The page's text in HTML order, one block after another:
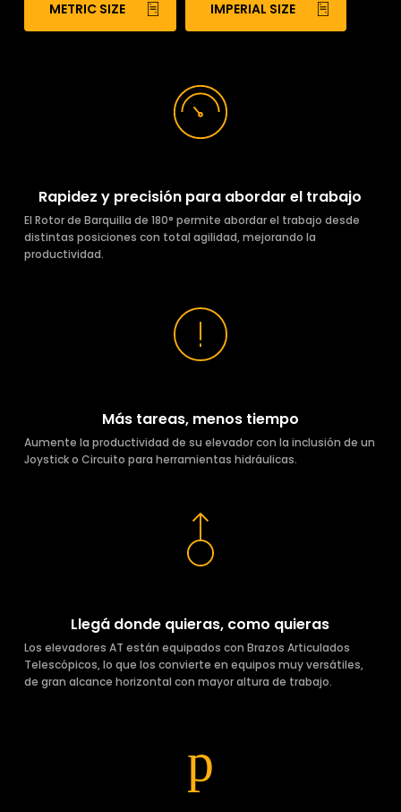
METRIC SIZE IMPERIAL SIZE
Rapidez y precisión para abordar el trabajo
El Rotor de Barquilla de 180° permite abordar el trabajo desde
distintas posiciones con total agilidad, mejorando la
productividad.
Más tareas, menos tiempo
Aumente la productividad de su elevador con la inclusión de un
Joystick o Circuito para herramientas hidráulicas.
Llegá donde quieras, como quieras
Los elevadores AT están equipados con Brazos Articulados
Telescópicos, lo que los convierte en equipos muy versátiles,
de gran alcance horizontal con mayor altura de trabajo.